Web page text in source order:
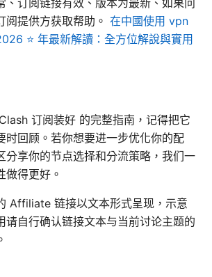
阅提供方获取帮助。 在中國使用 vpn
⭐ 年最新解讀：全方位解說與實用
订阅装好 的完整指南，记得把它
时回顾。若你想要进一步优化你的配
分享你的节点选择和分流策略，我们一
做得更好。
Affiliate 链接以文本形式呈现，示意
请自行确认链接文本与当前讨论主题的